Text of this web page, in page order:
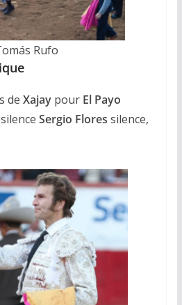
Rufo
de XajaypourEl Payo
Sergio Flores silence,